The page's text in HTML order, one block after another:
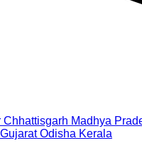
Chhattisgarh Madhya
Gujarat Odisha Kerala